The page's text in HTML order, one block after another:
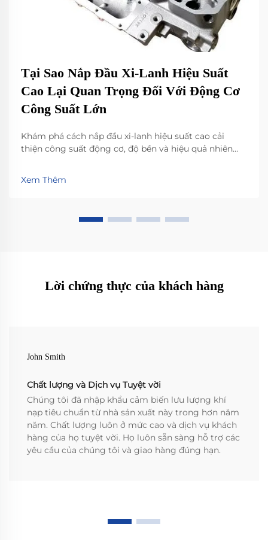
Tại Sao Nắp Đầu Xi-Lanh Hiệu Suất
Cao Lại Quan Trọng Đối Với Động Cơ
Công Suất Lớn
Khám phá cách nắp đầu xi-lanh hiệu suất cao cải
thiện công suất động cơ, độ bền và hiệu quả nhiên
Xem dữ liệu thực tế và nâng cấp một cách tự tin.
Xem Thêm
Lời chứng thực của khách hàng
John Smith
Chất lượng và Dịch vụ Tuyệt vời
Chúng tôi đã nhập khẩu cảm biến lưu lượng khí
nạp tiêu chuẩn từ nhà sản xuất này trong hơn năm
năm. Chất lượng luôn ở mức cao và dịch vụ khách
hàng của họ tuyệt vời. Họ luôn sẵn sàng hỗ trợ các
yêu cầu của chúng tôi và giao hàng đúng hạn.